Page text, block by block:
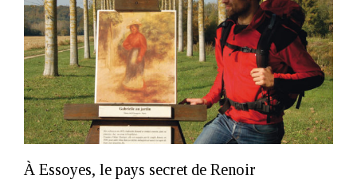
À Essoyes, le pays secret de Renoir